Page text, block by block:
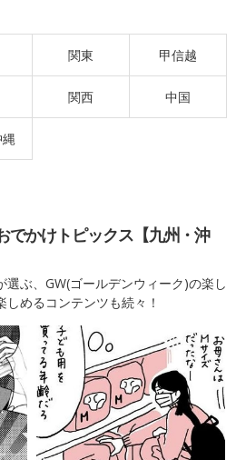
関東 甲信越
関西 中国
でかけトピックス【九州・沖
選ぶ、GW(ゴールデンウィーク)の楽し
めるコンテンツも続々！